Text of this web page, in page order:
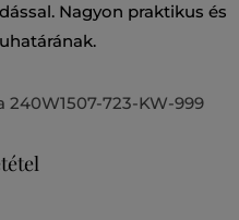
Nagyon praktikus és
240W1507-723-KW-999